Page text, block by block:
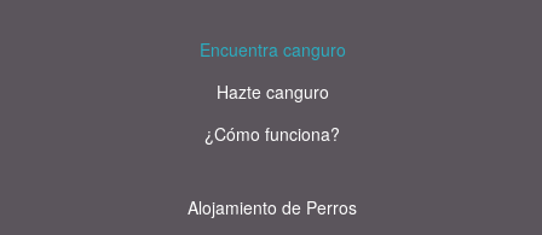
Encuentra canguro
Hazte canguro
¿Cómo funciona?
Alojamiento de Perros